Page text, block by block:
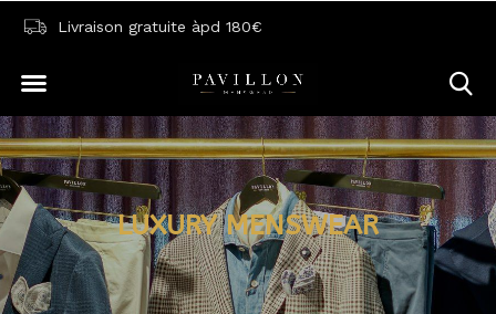
Livraison gratuite àpd 180€
LUXURY MENSWEAR